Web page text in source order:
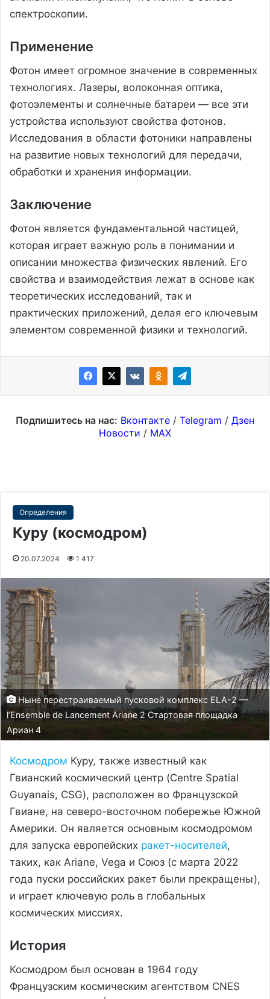
спектроскопии.
Применение
Фотон имеет огромное значение в современных
технологиях. Лазеры, волоконная оптика,
фотоэлементы и солнечные батареи — все эти
устройства используют свойства фотонов.
Исследования в области фотоники направлены
на развитие новых технологий для передачи,
обработки и хранения информации.
Заключение
Фотон является фундаментальной частицей,
которая играет важную роль в понимании и
описании множества физических явлений. Его
свойства и взаимодействия лежат в основе как
теоретических исследований, так и
практических приложений, делая его ключевым
элементом современной физики и технологий.
Подпишитесь на нас: Вконтакте / Telegram / Дзен
Новости / MAX